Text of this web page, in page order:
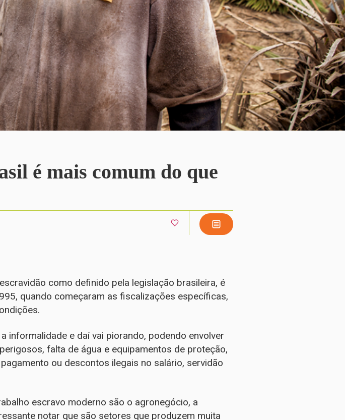
é mais comum do que
como definido pela legislação brasileira, é
quando começaram as fiscalizações específicas,
informalidade e daí vai piorando, podendo envolver
falta de água e equipamentos de proteção,
ou descontos ilegais no salário, servidão
escravo moderno são o agronegócio, a
notar que são setores que produzem muita